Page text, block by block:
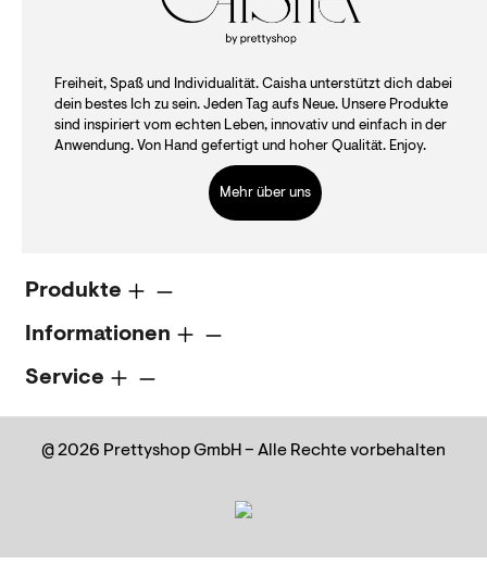
Freiheit, Spaß und Individualität. Caisha unterstützt dich dabei
dein bestes Ich zu sein. Jeden Tag aufs Neue. Unsere Produkte
sind inspiriert vom echten Leben, innovativ und einfach in der
Anwendung. Von Hand gefertigt und hoher Qualität. Enjoy.
Mehr über uns
Produkte
Informationen
Service
@ 2026 Prettyshop GmbH – Alle Rechte vorbehalten